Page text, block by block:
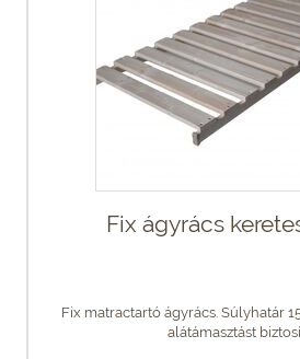
Fix ágyrács
Fix matractartó ágyrács. Súlyhatár
alátámasztást